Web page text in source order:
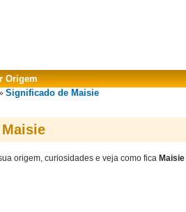
Origem
Significado de Maisie
origem, curiosidades e veja como fica Maisie